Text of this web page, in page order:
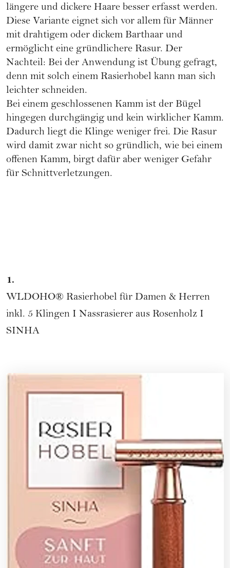
längere und dickere Haare besser erfasst werden.
Diese Variante eignet sich vor allem für Männer
mit drahtigem oder dickem Barthaar und
ermöglicht eine gründlichere Rasur. Der
Nachteil: Bei der Anwendung ist Übung gefragt,
denn mit solch einem Rasierhobel kann man sich
leichter schneiden.
Bei einem geschlossenen Kamm ist der Bügel
hingegen durchgängig und kein wirklicher Kamm.
Dadurch liegt die Klinge weniger frei. Die Rasur
wird damit zwar nicht so gründlich, wie bei einem
offenen Kamm, birgt dafür aber weniger Gefahr
für Schnittverletzungen.
1.
WLDOHO® Rasierhobel für Damen & Herren
inkl. 5 Klingen I Nassrasierer aus Rosenholz I
SINHA